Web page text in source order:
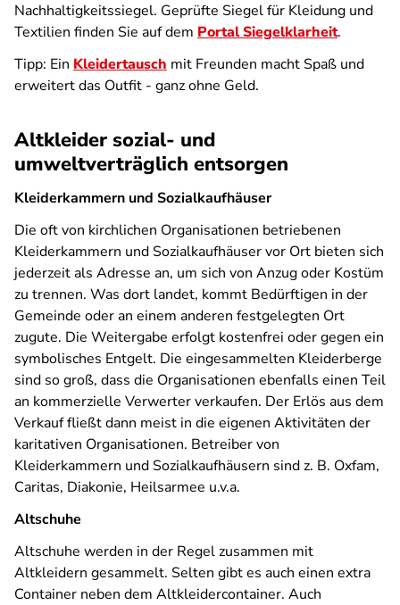
Nachhaltigkeitssiegel. Geprüfte Siegel für Kleidung und
Textilien finden Sie auf dem Portal Siegelklarheit.
Tipp: Ein Kleidertausch mit Freunden macht Spaß und
erweitert das Outfit - ganz ohne Geld.
Altkleider sozial- und
umweltverträglich entsorgen
Kleiderkammern und Sozialkaufhäuser
Die oft von kirchlichen Organisationen betriebenen
Kleiderkammern und Sozialkaufhäuser vor Ort bieten sich
jederzeit als Adresse an, um sich von Anzug oder Kostüm
zu trennen. Was dort landet, kommt Bedürftigen in der
Gemeinde oder an einem anderen festgelegten Ort
zugute. Die Weitergabe erfolgt kostenfrei oder gegen ein
symbolisches Entgelt. Die eingesammelten Kleiderberge
sind so groß, dass die Organisationen ebenfalls einen Teil
an kommerzielle Verwerter verkaufen. Der Erlös aus dem
Verkauf fließt dann meist in die eigenen Aktivitäten der
karitativen Organisationen. Betreiber von
Kleiderkammern und Sozialkaufhäusern sind z. B. Oxfam,
Caritas, Diakonie, Heilsarmee u.v.a.
Altschuhe
Altschuhe werden in der Regel zusammen mit
Altkleidern gesammelt. Selten gibt es auch einen extra
Container neben dem Altkleidercontainer. Auch